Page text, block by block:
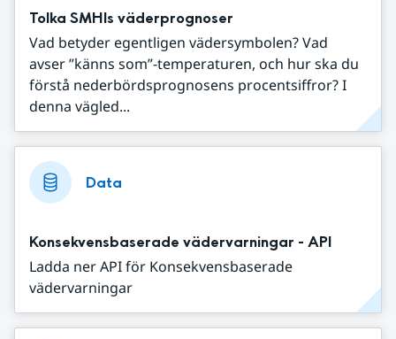
Tolka SMHIs väderprognoser
Vad betyder egentligen vädersymbolen? Vad
avser ”känns som”-temperaturen, och hur ska du
förstå nederbördsprognosens procentsiffror? I
denna vägled...
Data
Konsekvensbaserade vädervarningar - API
Ladda ner API för Konsekvensbaserade
vädervarningar